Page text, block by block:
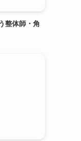
整体師・角